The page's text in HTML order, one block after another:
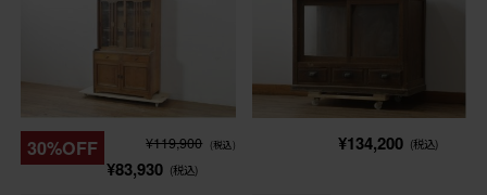
30%OFF ¥119,900 (税込)
¥83,930 (税込)
¥134,200 (税込)